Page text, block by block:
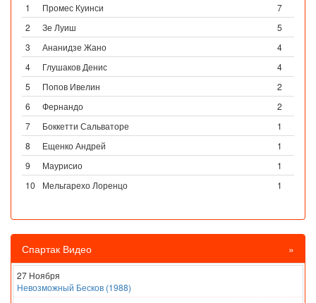
1 Промес Куинси
7
2
Зе Луиш
5
3
Ананидзе Жано
4
4
Глушаков Денис
4
5
Попов Ивелин
2
6
Фернандо
2
7
Боккетти Сальваторе
1
8
Ещенко Андрей
1
9
Маурисио
1
10
Мельгарехо Лоренцо 1
Спартак Видео »
27 Ноября
Невозможный Бесков (1988)